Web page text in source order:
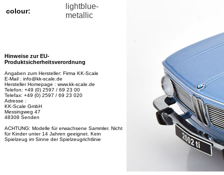
colour:
lightblue-
metallic
Hinweise zur EU-
Produktsicherheitsverordnung
Angaben zum Hersteller: Firma KK-Scale
E-Mail : info@kk-scale.de
Hersteller Homepage : www.kk-scale.de
Telefon: +49 (0) 2597 / 69 23 00
Telefax: +49 (0) 2597 / 69 23 020
Adresse :
KK-Scale GmbH
Messingweg 47
48308 Senden
ACHTUNG: Modelle für erwachsene Sammler. Nicht
für Kinder unter 14 Jahren geeignet. Kein
Spielzeug im Sinne der Spielzeugrichtlinie